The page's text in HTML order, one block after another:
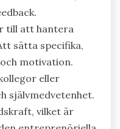
insikter
marknader.
kan
ta för